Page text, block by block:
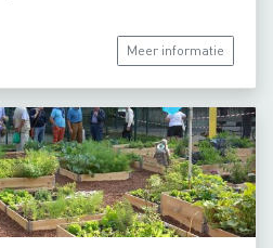
Meer informatie